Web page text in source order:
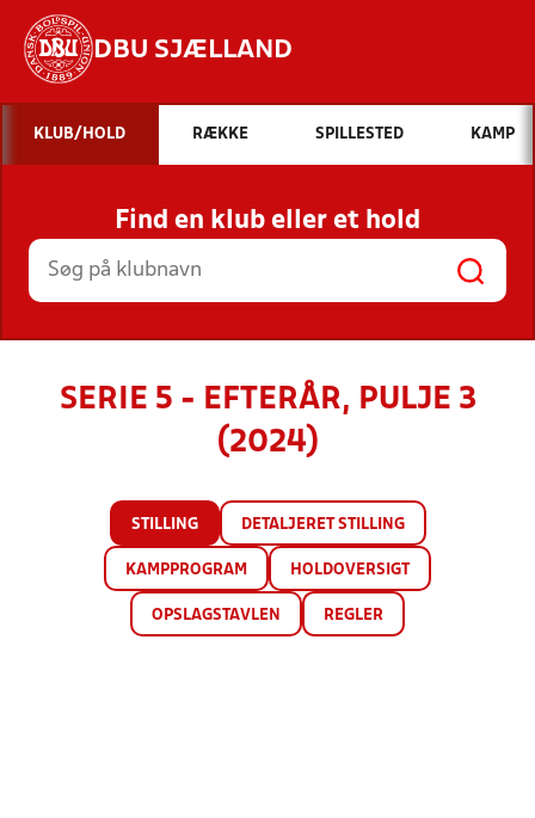
DBU SJÆLLAND
Hvad vil du søge efter?
INDHOLD OG NYHEDER
STILLINGER, RESULTATER, KLUBBER OG
HOLD
KLUB/HOLD RÆKKE SPILLESTED KAMP
Find en klub eller et hold
SERIE 5 - EFTERÅR, PULJE 3
(2024)
STILLING DETALJERET STILLING
KAMPPROGRAM HOLDOVERSIGT
OPSLAGSTAVLEN REGLER